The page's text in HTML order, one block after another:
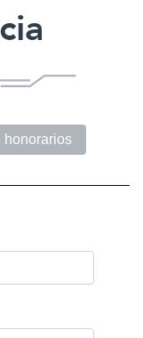
Contratos de honorarios